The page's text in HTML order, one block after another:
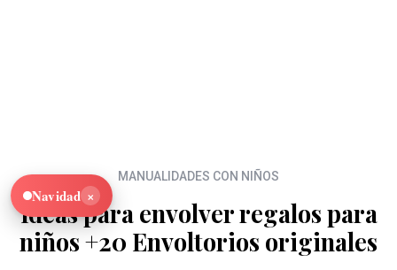
MANUALIDADES CON NIÑOS
Ideas para envolver regalos para
niños +20 Envoltorios originales
Navidad ×